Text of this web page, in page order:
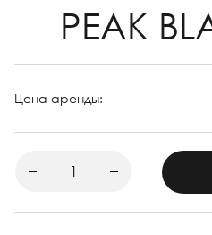
PEAK
Цена аренды: